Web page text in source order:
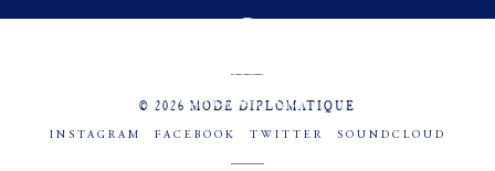
© 2026 MODE DIPLOMATIQUE
INSTAGRAM FACEBOOK TWITTER SOUNDCLOUD